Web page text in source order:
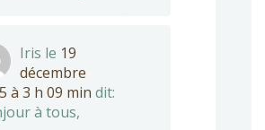
Iris le 19
décembre
à 3 h 09 min dit:
à tous,